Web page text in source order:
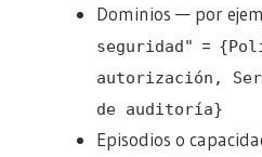
Dominios — por
seguridad" =
autorización,
de auditoría}
Episodios o